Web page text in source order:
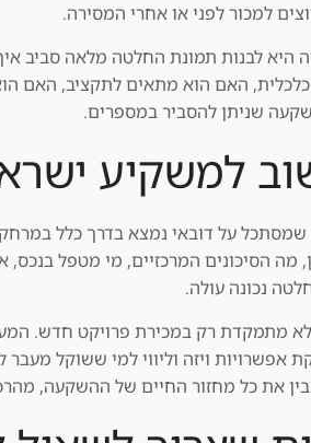
למכור לפני או אחרי המסירה.
היא לבנות תמונת החלטה מלאה סביב
האם הוא מתאים לתקציב, האם
שניתן להסביר במספרים.
למשקיע
על דובאי נמצא בדרך כלל
מה הסיכונים המרכזיים, מי מטפל
נכונה עולה.
מתמקדת רק במכירת פרויקט חדש.
אפשרויות ויזה וליווי למי ששוקל
את כל מחזור החיים של ההשקעה,